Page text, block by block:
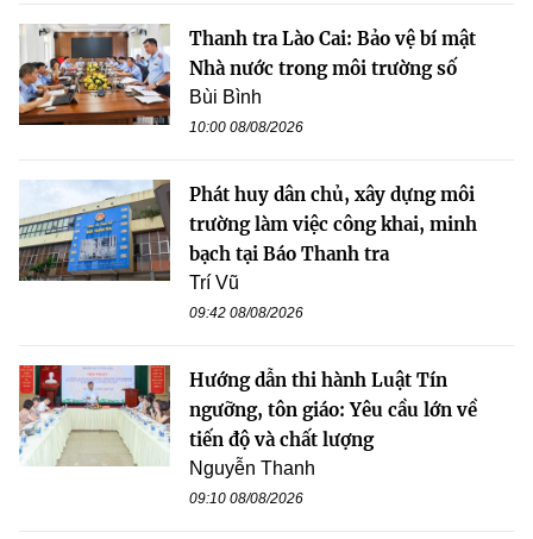
Thanh tra Lào Cai: Bảo vệ bí mật
Nhà nước trong môi trường số
Bùi Bình
10:00 08/08/2026
Phát huy dân chủ, xây dựng môi
trường làm việc công khai, minh
bạch tại Báo Thanh tra
Trí Vũ
09:42 08/08/2026
Hướng dẫn thi hành Luật Tín
ngưỡng, tôn giáo: Yêu cầu lớn về
tiến độ và chất lượng
Nguyễn Thanh
09:10 08/08/2026